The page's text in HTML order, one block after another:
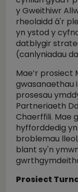
y Gweithiwr
rheolaidd â'r
yn ystod y
datblygir
(canlyniadau
Mae’r prosiect
gwasanaethau
prosesau
Partneriaeth
Chaerffili. Mae
hyfforddedig
broblemau
blant sy'n
Prosiect